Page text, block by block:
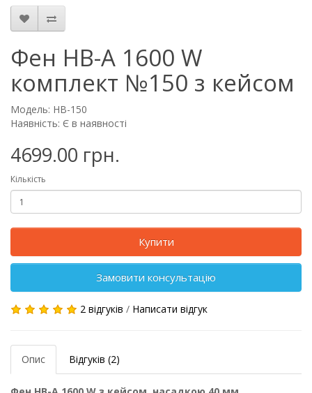
Фен HB-A 1600 W
комплект №150 з кейсом
Модель: HB-150
Наявність: Є в наявності
4699.00 грн.
Кількість
Купити
Замовити консультацію
2 відгуків / Написати відгук
Опис Відгуків (2)